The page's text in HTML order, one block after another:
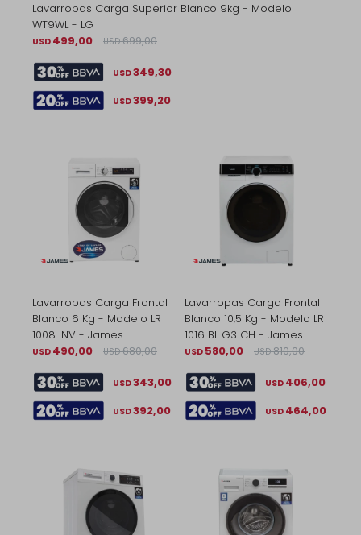
Lavarropas Carga Superior Blanco 9kg - Modelo
WT9WL - LG
USD 499,00 USD 699,00
USD349,30
USD399,20
Lavarropas Carga Frontal
Blanco 6 Kg - Modelo LR
1008 INV - James
USD 490,00 USD 680,00
USD343,00
USD392,00
Lavarropas Carga Frontal
Blanco 10,5 Kg - Modelo LR
1016 BL G3 CH - James
USD 580,00 USD 810,00
USD 406,00
USD 464,00